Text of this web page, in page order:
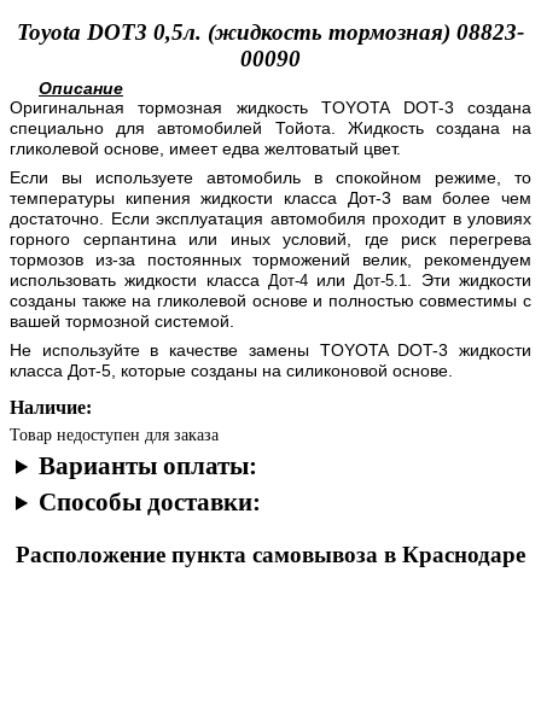
Toyota DOT3 0,5л. (жидкость тормозная) 08823-
00090
Описание
Оригинальная тормозная жидкость TOYOTA DOT-3 создана
специально для автомобилей Тойота. Жидкость создана на
гликолевой основе, имеет едва желтоватый цвет.
Если вы используете автомобиль в спокойном режиме, то
температуры кипения жидкости класса Дот-3 вам более чем
достаточно. Если эксплуатация автомобиля проходит в уловиях
горного серпантина или иных условий, где риск перегрева
тормозов из-за постоянных торможений велик, рекомендуем
использовать жидкости класса Дот-4или Дот-5.1
. Эти жидкости
созданы также на гликолевой основе и полностью совместимы с
вашей тормозной системой.
Не используйте в качестве замены TOYOTA DOT-3 жидкости
класса Дот-5, которые созданы на силиконовой основе.
Наличие:
Товар недоступен для заказа
Варианты оплаты:
Способы доставки:
Расположение пункта самовывоза в Краснодаре